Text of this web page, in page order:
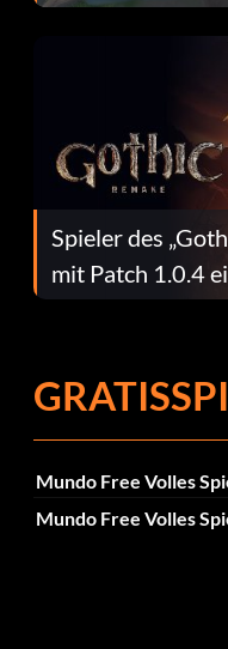
dafür.
Spieler des
mit Patch 1.0.4
Mundo Free Volles
Mundo Free Volles